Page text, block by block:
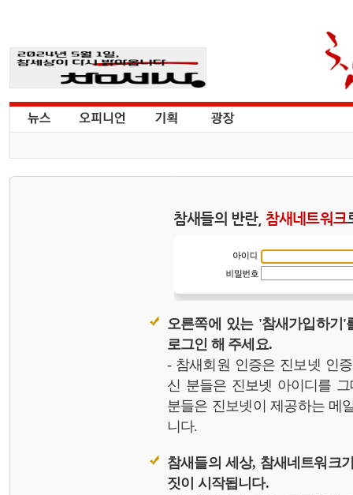
참새들의 반란, 참새네트워크
오른쪽에 있는 '참새가입하기
로그인 해 주세요.
- 참새회원 인증은 진보넷 인
신 분들은 진보넷 아이디를
분들은 진보넷이 제공하는 메
니다.
참새들의 세상, 참새네트워크
짓이 시작됩니다.